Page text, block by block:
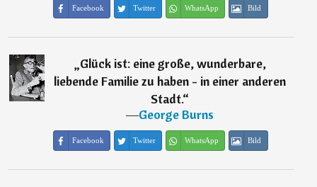
Facebook Twitter WhatsApp Bild
„Glück ist: eine große, wunderbare,
liebende Familie zu haben - in einer anderen
Stadt.“
―George Burns
Facebook Twitter WhatsApp Bild